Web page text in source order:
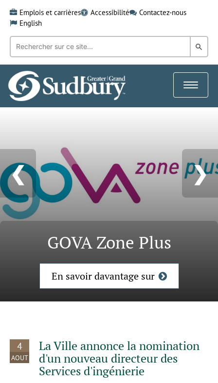
content
Emplois et carrières Accessibilité
Contactez-nous
English
Recherche
mot-
clé:
dans
Toggle
❮ ❯
GOVA Zone Plus
En savoir davantage sur
4
AOUT
La Ville annonce la nomination
d'un nouveau directeur des
Services d'ingénierie